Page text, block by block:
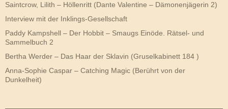
Saintcrow, Lilith – Höllenritt (Dante Valentine – Dämonenjägerin 2)
Interview mit der Inklings-Gesellschaft
Paddy Kampshell – Der Hobbit – Smaugs Einöde. Rätsel- und
Sammelbuch 2
Bertha Werder – Das Haar der Sklavin (Gruselkabinett 184 )
Anna-Sophie Caspar – Catching Magic (Berührt von der
Dunkelheit)